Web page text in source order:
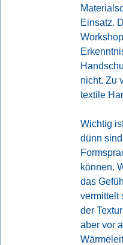
Einsatz.
nicht. Zu
textile
Wichtig
dünn
können.
das
vermittelt
der
aber vor